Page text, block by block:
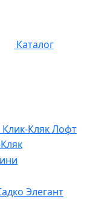
Каталог
Кляк Лофт
Элегант